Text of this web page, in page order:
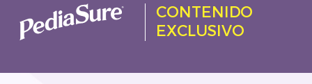
CONTENIDO
EXCLUSIVO